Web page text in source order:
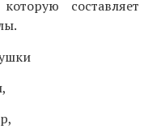
составляет